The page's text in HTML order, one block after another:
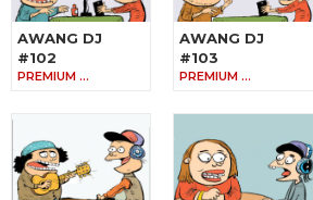
AWANG DJ
#102
PREMIUM …
AWANG DJ
#103
PREMIUM …